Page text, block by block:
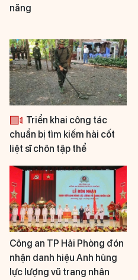
năng
Triển khai công tác
chuẩn bị tìm kiếm hài cốt
liệt sĩ chôn tập thể
Công an TP Hải Phòng đón
nhận danh hiệu Anh hùng
lực lượng vũ trang nhân